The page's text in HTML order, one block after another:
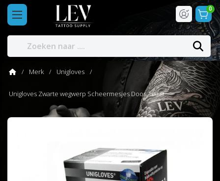
0
Merk Unigloves
Unigloves Zwarte wegwerp Scheermesjes Doos 100 st